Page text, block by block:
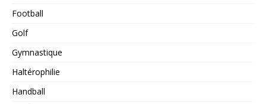
Football
Golf
Gymnastique
Haltérophilie
Handball